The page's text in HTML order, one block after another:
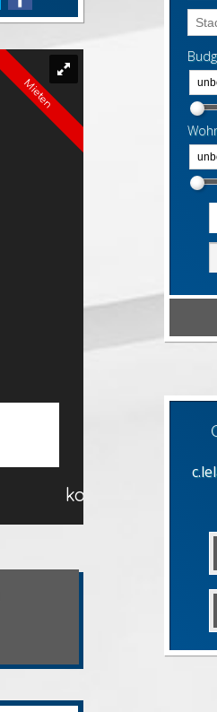
Mieten
kontaktieren Sie